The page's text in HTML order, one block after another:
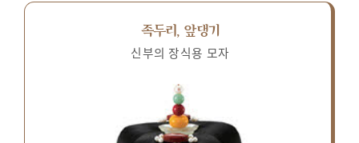
족두리, 앞댕기
신부의 장식용 모자